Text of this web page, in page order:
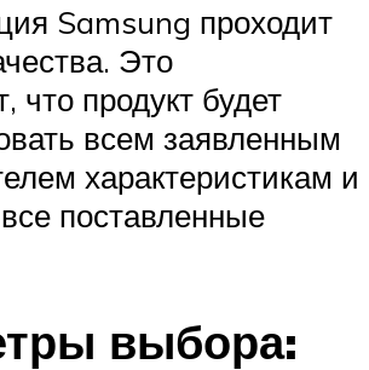
Samsung проходит
Это
что продукт будет
всем заявленным
характеристикам и
поставленные
выбора: